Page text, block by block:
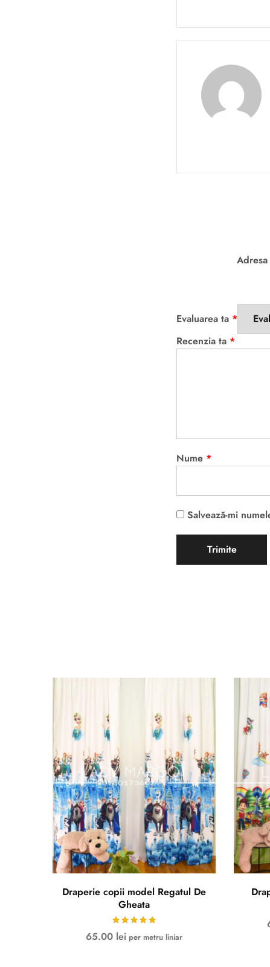
Evaluarea ta *
Recenzia ta *
Nume *
Salvează-mi
Draperie copii model Regatul De
Gheata
65.00 lei per metru liniar